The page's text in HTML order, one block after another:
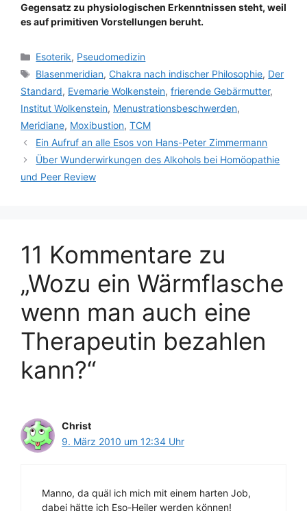
Gegensatz zu physiologischen Erkenntnissen steht, weil
es auf primitiven Vorstellungen beruht.
Kategorien
Esoterik, Pseudomedizin
Schlagwörter
Blasenmeridian,Chakra nach indischer Philosophie, Der
Standard, Evemarie Wolkenstein, frierende Gebärmutter,
Institut Wolkenstein, Menustrationsbeschwerden,
Meridiane, Moxibustion, TCM
Ein Aufruf an alle Esos von Hans-Peter Zimmermann
Über Wunderwirkungen des Alkohols bei Homöopathie
und Peer Review
11 Kommentare zu
„Wozu ein Wärmflasche
wenn man auch eine
Therapeutin bezahlen
kann?“
Christ
9. März 2010 um 12:34 Uhr
Manno, da quäl ich mich mit einem harten Job,
dabei hätte ich Eso-Heiler werden können!